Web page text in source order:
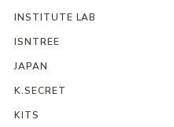
INSTITUTE LAB
ISNTREE
JAPAN
K.SECRET
KITS